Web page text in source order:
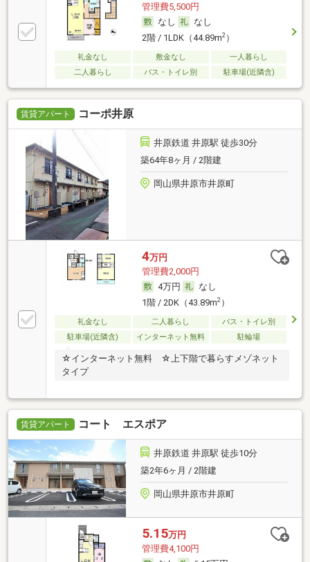
管理費5,500円
なし
なし
2階 / 1LDK（44.89m2）
礼金なし 敷金なし
一人暮らし
二人暮らし
バス・トイレ別 駐車場(近隣含)
賃貸アパート コーポ井原
井原鉄道 井原駅 徒歩30分
築64年8ヶ月 / 2階建
岡山県井原市井原町
4万円
管理費2,000円
4万円
なし
1階 / 2DK（43.89m2）
礼金なし 二人暮らし
バス・トイレ別
駐車場(近隣含)
インターネット無料 駐輪場
☆インターネット無料 ☆上下階で暮らすメゾネット
タイプ
賃貸アパート コート エスポア
井原鉄道 井原駅 徒歩10分
築2年6ヶ月 / 2階建
岡山県井原市井原町
5.15万円
管理費4,100円